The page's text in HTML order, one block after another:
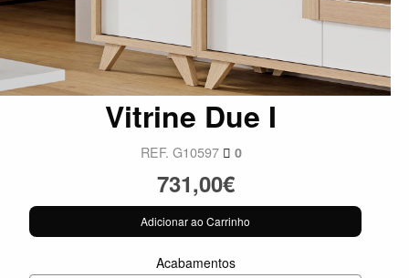
Vitrine Due I
REF. G10597 0
731,00€
Adicionar ao Carrinho
Acabamentos